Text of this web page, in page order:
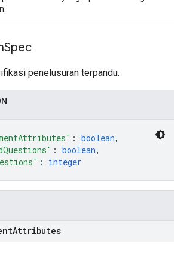
Spec
penelusuran terpandu.
: boolean,
: boolean,
: integer
Attributes